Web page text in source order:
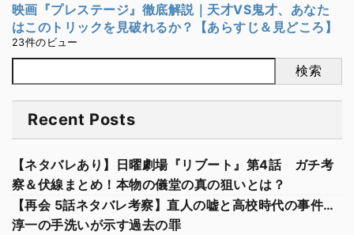
映画『プレステージ』徹底解説｜天才VS鬼才、あなた
はこのトリックを見破れるか？【あらすじ＆見どころ】
23件のビュー
検索
Recent Posts
【ネタバレあり】日曜劇場『リブート』第4話 ガチ考
察＆伏線まとめ！本物の儀堂の真の狙いとは？
【再会 5話ネタバレ考察】直人の嘘と高校時代の事件…
淳一の手洗いが示す過去の罪